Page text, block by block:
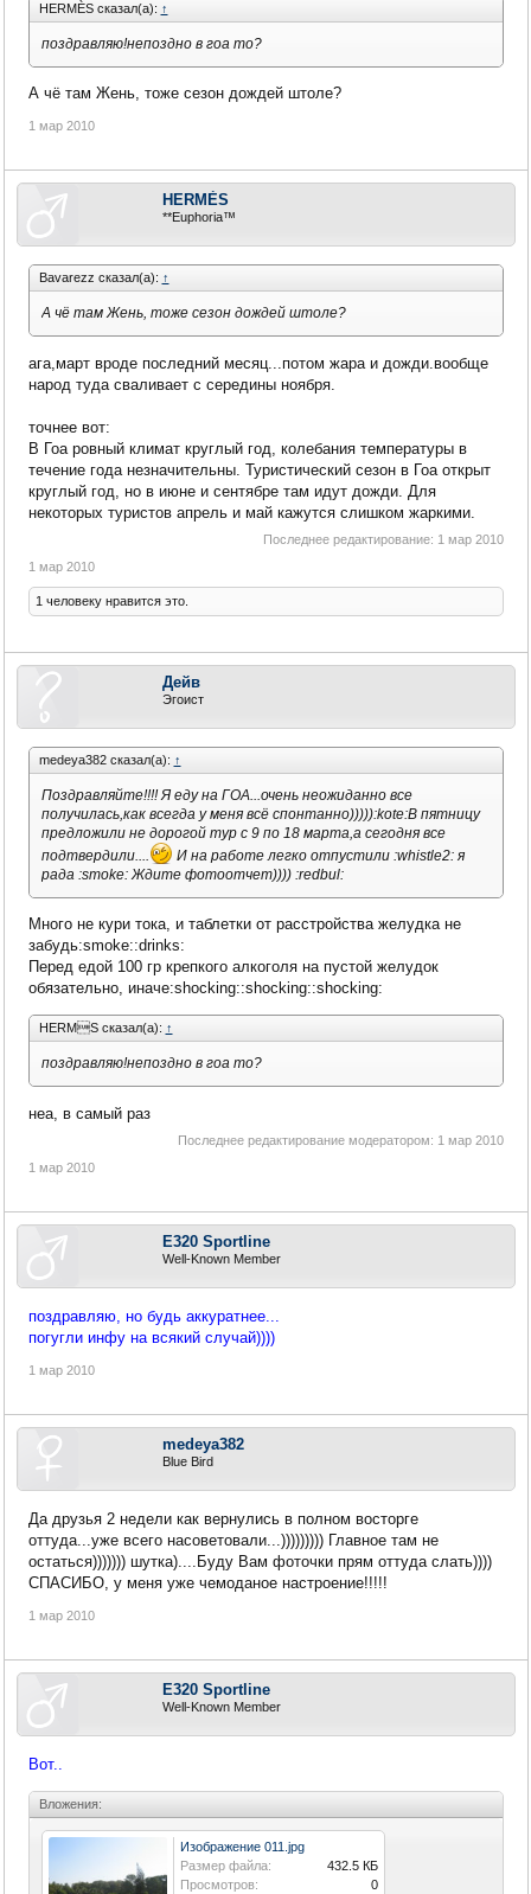
HERMÈS сказал(а): ↑
поздравляю!непоздно в гоа то?
А чё там Жень, тоже сезон дождей штоле?
1 мар 2010
HERMÈS
**Euphoria™
Bavarezz сказал(а): ↑
А чё там Жень, тоже сезон дождей штоле?
ага,март вроде последний месяц...потом жара и дожди.вообще
народ туда сваливает с середины ноября.
точнее вот:
В Гоа ровный климат круглый год, колебания температуры в
течение года незначительны. Туристический сезон в Гоа открыт
круглый год, но в июне и сентябре там идут дожди. Для
некоторых туристов апрель и май кажутся слишком жаркими.
Последнее редактирование: 1 мар 2010
1 мар 2010
1 человеку нравится это.
Дейв
Эгоист
medeya382 сказал(а): ↑
Поздравляйте!!!! Я еду на ГОА...очень неожиданно все
получилась,как всегда у меня всё спонтанно))))):kote:В пятницу
предложили не дорогой тур с 9 по 18 марта,а сегодня все
подтвердили....
И на работе легко отпустили :whistle2: я
рада :smoke: Ждите фотоотчет)))) :redbul:
Много не кури тока, и таблетки от расстройства желудка не
забудь:smoke::drinks:
Перед едой 100 гр крепкого алкоголя на пустой желудок
обязательно, иначе:shocking::shocking::shocking:
HERMS сказал(а): ↑
поздравляю!непоздно в гоа то?
неа, в самый раз
Последнее редактирование модератором: 1 мар 2010
1 мар 2010
E320 Sportline
Well-Known Member
поздравляю, но будь аккуратнее...
погугли инфу на всякий случай))))
1 мар 2010
medeya382
Blue Bird
Да друзья 2 недели как вернулись в полном восторге
оттуда...уже всего насоветовали...))))))))) Главное там не
остаться))))))) шутка)....Буду Вам фоточки прям оттуда слать))))
СПАСИБО, у меня уже чемоданое настроение!!!!!
1 мар 2010
E320 Sportline
Well-Known Member
Вот..
Вложения:
Изображение 011.jpg
Размер файла:
432.5 КБ
Просмотров:
0